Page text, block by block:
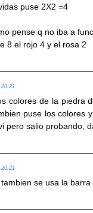
puse 2X2 =4
pense q no iba a
8 el rojo 4 y el rosa 2
20:21
colores de la piedra
puse los colores
pero salio probando,
20:21
se usa la